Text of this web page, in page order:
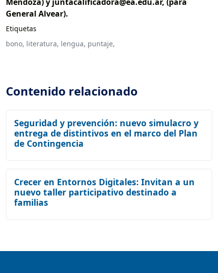
General Alvear).
Etiquetas
bono, literatura, lengua, puntaje,
Contenido relacionado
Seguridad y prevención: nuevo simulacro y
entrega de distintivos en el marco del Plan
de Contingencia
Crecer en Entornos Digitales: Invitan a un
nuevo taller participativo destinado a
familias